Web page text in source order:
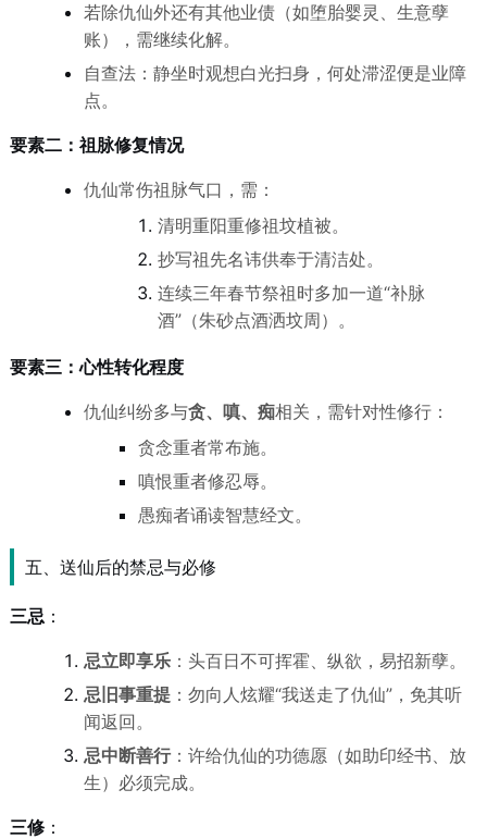
若除仇仙外还有其他业债（如堕胎婴灵、生意孽
账），需继续化解。
自查法：静坐时观想白光扫身，何处滞涩便是业障
点。
要素二：祖脉修复情况
仇仙常伤祖脉气口，需：
清明重阳重修祖坟植被。
抄写祖先名讳供奉于清洁处。
连续三年春节祭祖时多加一道“补脉
酒”（朱砂点酒洒坟周）。
要素三：心性转化程度
仇仙纠纷多与贪、嗔、痴相关，需针对性修行：
贪念重者常布施。
嗔恨重者修忍辱。
愚痴者诵读智慧经文。
五、送仙后的禁忌与必修
三忌：
忌立即享乐：头百日不可挥霍、纵欲，易招新孽。
忌旧事重提：勿向人炫耀“我送走了仇仙”，免其听
闻返回。
忌中断善行：许给仇仙的功德愿（如助印经书、放
生）必须完成。
三修：